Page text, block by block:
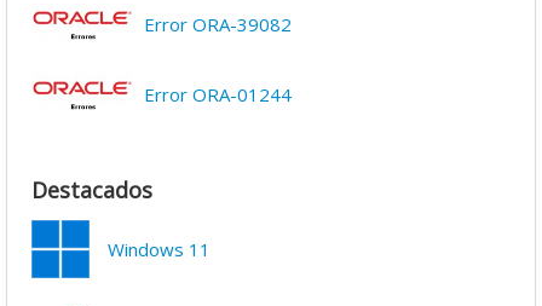
Error ORA-39082
Error ORA-01244
Destacados
Windows 11